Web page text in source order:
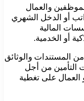
والعمال
أو الدخل الشهري
المالية
أو الخدمية.
المستندات والوثائق
التأمين من أجل
العمال على تغطية